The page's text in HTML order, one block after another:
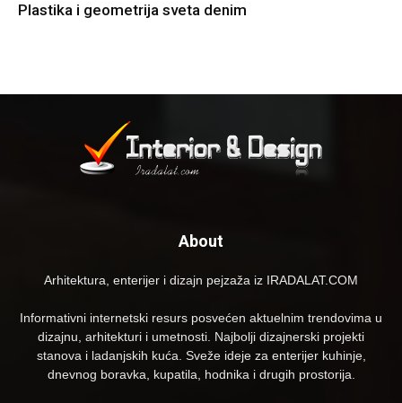
Plastika i geometrija sveta denim
About
Arhitektura, enterijer i dizajn pejzaža iz IRADALAT.COM
Informativni internetski resurs posvećen aktuelnim trendovima u
dizajnu, arhitekturi i umetnosti. Najbolji dizajnerski projekti
stanova i ladanjskih kuća. Sveže ideje za enterijer kuhinje,
dnevnog boravka, kupatila, hodnika i drugih prostorija.